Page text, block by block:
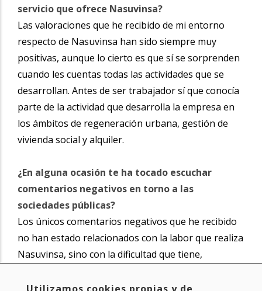
servicio que ofrece Nasuvinsa?
Las valoraciones que he recibido de mi entorno
respecto de Nasuvinsa han sido siempre muy
positivas, aunque lo cierto es que sí se sorprenden
cuando les cuentas todas las actividades que se
desarrollan. Antes de ser trabajador sí que conocía
parte de la actividad que desarrolla la empresa en
los ámbitos de regeneración urbana, gestión de
vivienda social y alquiler.
¿En alguna ocasión te ha tocado escuchar
comentarios negativos en torno a las
sociedades públicas?
Los únicos comentarios negativos que he recibido
no han estado relacionados con la labor que realiza
Nasuvinsa, sino con la dificultad que tiene,
a vivienda en alquiler.